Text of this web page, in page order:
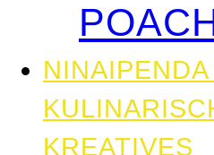
NINAIPENDA
KREATIVES